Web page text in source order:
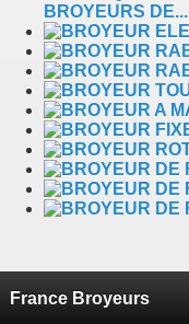
BROYEURS DE...
France Broyeurs